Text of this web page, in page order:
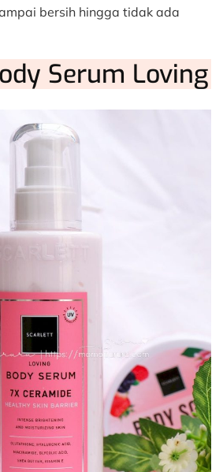
bersih hingga tidak ada
Serum Loving